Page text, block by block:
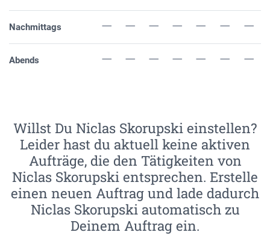
Nachmittags
Abends
Willst Du Niclas Skorupski einstellen?
Leider hast du aktuell keine aktiven
Aufträge, die den Tätigkeiten von
Niclas Skorupski entsprechen. Erstelle
einen neuen Auftrag und lade dadurch
Niclas Skorupski automatisch zu
Deinem Auftrag ein.